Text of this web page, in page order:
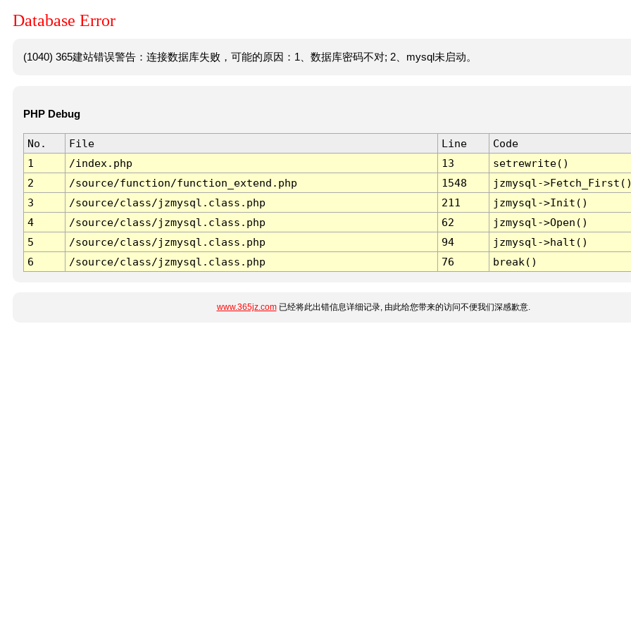
Database Error
(1040) 365建站错误警告：连接数据库失败，可能的原因：1、数据库密码不对; 2、mysql未启动。
PHP Debug
No. File Line
Code
1
/index.php 13
setrewrite()
2
/source/function/function_extend.php 1548
jzmysql-
3
/source/class/jzmysql.class.php 211
jzmysql->Init()
4
/source/class/jzmysql.class.php 62
jzmysql->Open()
5
/source/class/jzmysql.class.php 94
jzmysql->halt()
6
/source/class/jzmysql.class.php 76 break()
www.365jz.com已经将此出错信息详细记录, 由此给您带来的访问不便我们深感歉意.